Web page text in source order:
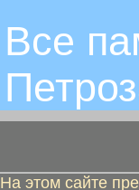
Все
На этом сайте